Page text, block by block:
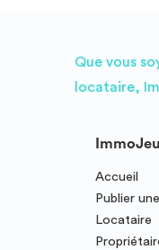
Que vous
locataire,
Accueil
Publier
Locataire